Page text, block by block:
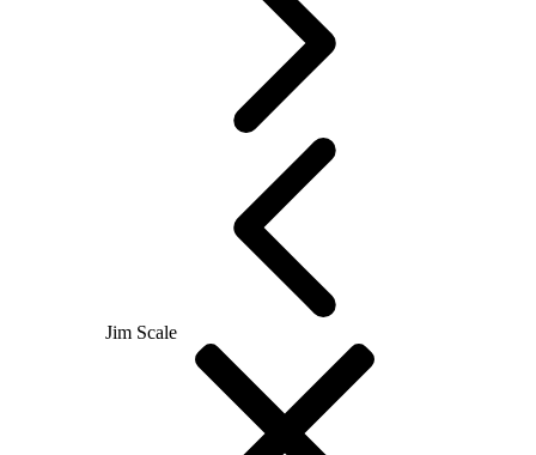
Jim Scale